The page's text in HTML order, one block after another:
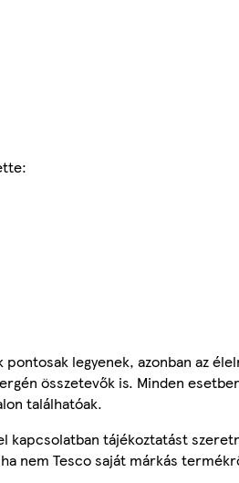
legyenek, azonban az
összetevők is. Minden
találhatóak.
kapcsolatban tájékoztatást
nem Tesco saját márkás